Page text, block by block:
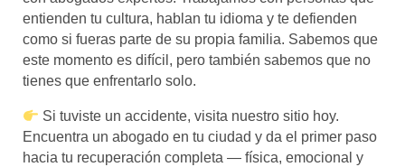
entienden tu cultura, hablan tu idioma y te defienden
como si fueras parte de su propia familia. Sabemos que
este momento es difícil, pero también sabemos que no
tienes que enfrentarlo solo.
Si tuviste un accidente, visita nuestro sitio hoy.
Encuentra un abogado en tu ciudad y da el primer paso
hacia tu recuperación completa — física, emocional y